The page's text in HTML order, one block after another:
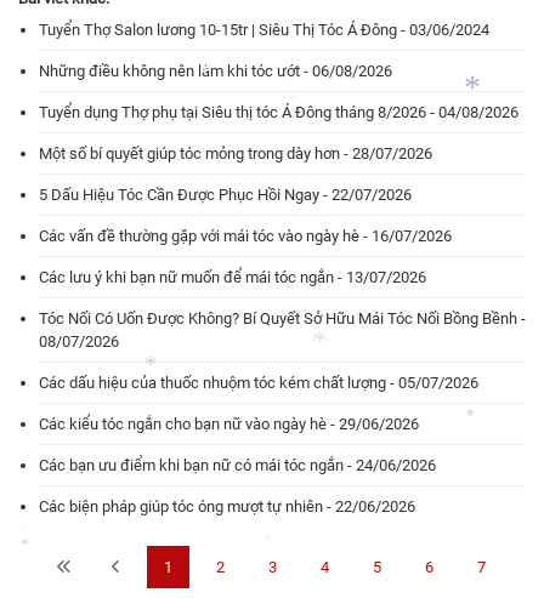
*
*
*
*
Tuyển Thợ Salon lương 10-15tr | Siêu Thị Tóc Á Đông - 03/06/2024
Những điều không nên làm khi tóc ướt - 06/08/2026
Tuyển dụng Thợ phụ tại Siêu thị tóc Á Đông tháng 8/2026 - 04/08/2026
Một số bí quyết giúp tóc mỏng trong dày hơn - 28/07/2026
5 Dấu Hiệu Tóc Cần Được Phục Hồi Ngay - 22/07/2026
Các vấn đề thường gặp với mái tóc vào ngày hè - 16/07/2026
Các lưu ý khi bạn nữ muốn để mái tóc ngắn - 13/07/2026
Tóc Nối Có Uốn Được Không? Bí Quyết Sở Hữu Mái Tóc Nối Bồng Bềnh -
08/07/2026
Các dấu hiệu của thuốc nhuộm tóc kém chất lượng - 05/07/2026
Các kiểu tóc ngắn cho bạn nữ vào ngày hè - 29/06/2026
Các bạn ưu điểm khi bạn nữ có mái tóc ngắn - 24/06/2026
Các biện pháp giúp tóc óng mượt tự nhiên - 22/06/2026
1 2 3 4 5 6 7